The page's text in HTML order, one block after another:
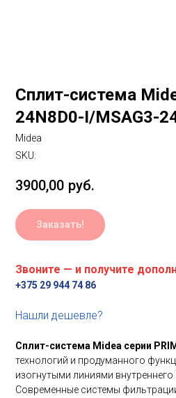
Сплит-система
24N8D0-I/MSAG3-
Midea
SKU:
3900,00 руб.
Заказать!
Звоните — и получите
+375 29 944 74 86
Нашли дешевле?
Сплит-система Midea серии
технологий и продуманного
изогнутыми линиями
Современные системы